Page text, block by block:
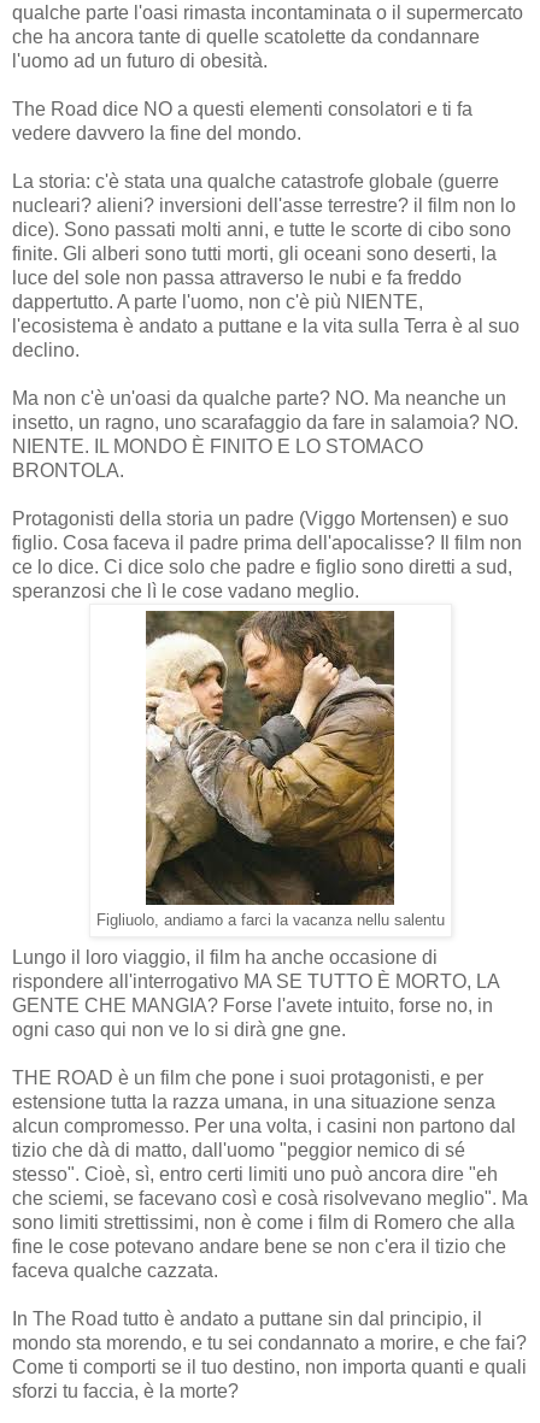
qualche parte l'oasi rimasta incontaminata o il supermercato
che ha ancora tante di quelle scatolette da condannare
l'uomo ad un futuro di obesità.
The Road dice NO a questi elementi consolatori e ti fa
vedere davvero la fine del mondo.
La storia: c'è stata una qualche catastrofe globale (guerre
nucleari? alieni? inversioni dell'asse terrestre? il film non lo
dice). Sono passati molti anni, e tutte le scorte di cibo sono
finite. Gli alberi sono tutti morti, gli oceani sono deserti, la
luce del sole non passa attraverso le nubi e fa freddo
dappertutto. A parte l'uomo, non c'è più NIENTE,
l'ecosistema è andato a puttane e la vita sulla Terra è al suo
declino.
Ma non c'è un'oasi da qualche parte? NO. Ma neanche un
insetto, un ragno, uno scarafaggio da fare in salamoia? NO.
NIENTE. IL MONDO È FINITO E LO STOMACO
BRONTOLA.
Protagonisti della storia un padre (Viggo Mortensen) e suo
figlio. Cosa faceva il padre prima dell'apocalisse? Il film non
ce lo dice. Ci dice solo che padre e figlio sono diretti a sud,
speranzosi che lì le cose vadano meglio.
Figliuolo, andiamo a farci la vacanza nellu salentu
Lungo il loro viaggio, il film ha anche occasione di
rispondere all'interrogativo MA SE TUTTO È MORTO, LA
GENTE CHE MANGIA? Forse l'avete intuito, forse no, in
ogni caso qui non ve lo si dirà gne gne.
THE ROAD è un film che pone i suoi protagonisti, e per
estensione tutta la razza umana, in una situazione senza
alcun compromesso. Per una volta, i casini non partono dal
tizio che dà di matto, dall'uomo "peggior nemico di sé
stesso". Cioè, sì, entro certi limiti uno può ancora dire "eh
che sciemi, se facevano così e cosà risolvevano meglio". Ma
sono limiti strettissimi, non è come i film di Romero che alla
fine le cose potevano andare bene se non c'era il tizio che
faceva qualche cazzata.
In The Road tutto è andato a puttane sin dal principio, il
mondo sta morendo, e tu sei condannato a morire, e che fai?
Come ti comporti se il tuo destino, non importa quanti e quali
sforzi tu faccia, è la morte?